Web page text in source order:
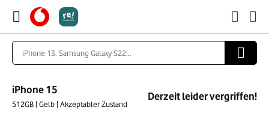
iPhone 15
512GB | Gelb | Akzeptabler Zustand
Derzeit leider vergriffen!